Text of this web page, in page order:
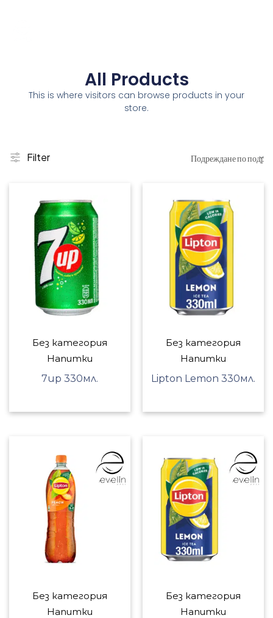
All Products
This is where visitors can browse products in your
store.
Filter
Без категория
Напитки
7up 330мл.
Без категория
Напитки
Lipton Lemon 330мл.
Без категория
Напитки
Без категория
Напитки